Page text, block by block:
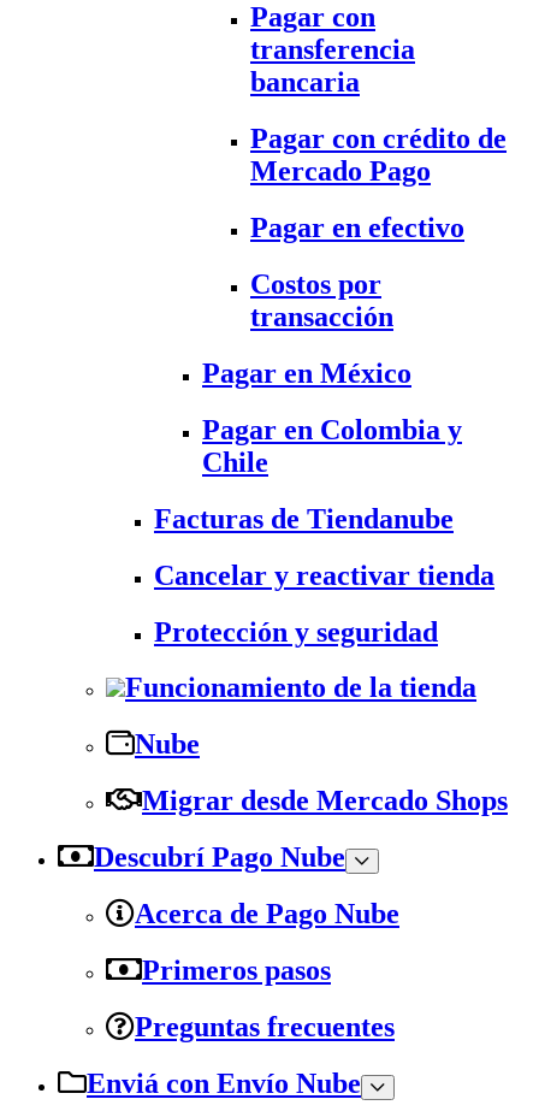
Pagar con
transferencia
bancaria
Pagar con crédito de
Mercado Pago
Pagar en efectivo
Costos por
transacción
Pagar en México
Pagar en Colombia y
Chile
Facturas de Tiendanube
Cancelar y reactivar tienda
Protección y seguridad
Funcionamiento de la tienda
Nube
Migrar desde Mercado Shops
Descubrí Pago Nube
Acerca de Pago Nube
Primeros pasos
Preguntas frecuentes
Enviá con Envío Nube